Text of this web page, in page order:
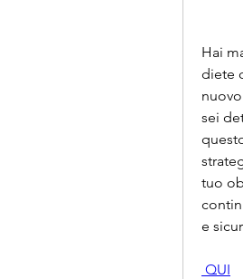
Hai
diete
sei
tuo
e
QUI